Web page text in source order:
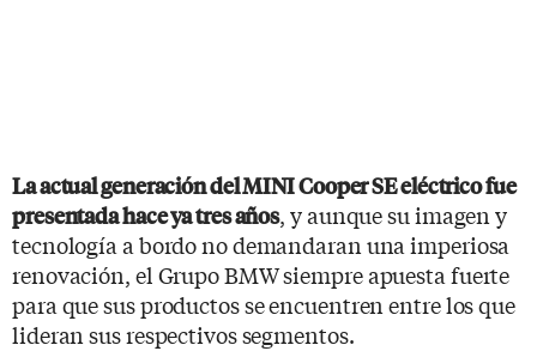
La actual generación del MINI Cooper SE eléctrico fue
presentada hace ya tres años, y aunque su imagen y
tecnología a bordo no demandaran una imperiosa
renovación, el Grupo BMW siempre apuesta fuerte
para que sus productos se encuentren entre los que
lideran sus respectivos segmentos.